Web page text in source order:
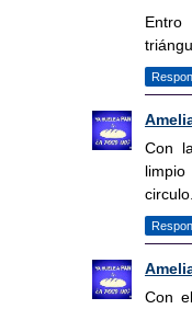
Con
Con